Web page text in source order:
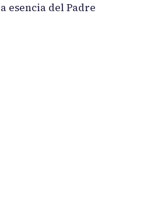
esencia del Padre